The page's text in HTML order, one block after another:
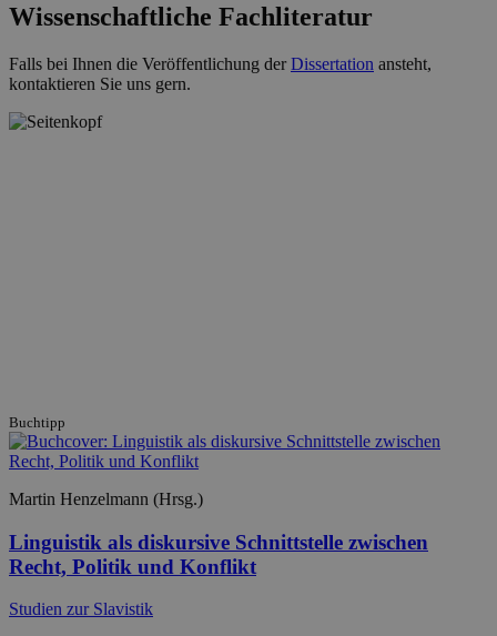
Wissenschaftliche Fachliteratur
Falls bei Ihnen die Veröffentlichung derDissertation ansteht,
kontaktieren Sie uns gern.
Buchtipp
Martin Henzelmann (Hrsg.)
Linguistik als diskursive Schnittstelle zwischen
Recht, Politik und Konflikt
Studien zur Slavistik